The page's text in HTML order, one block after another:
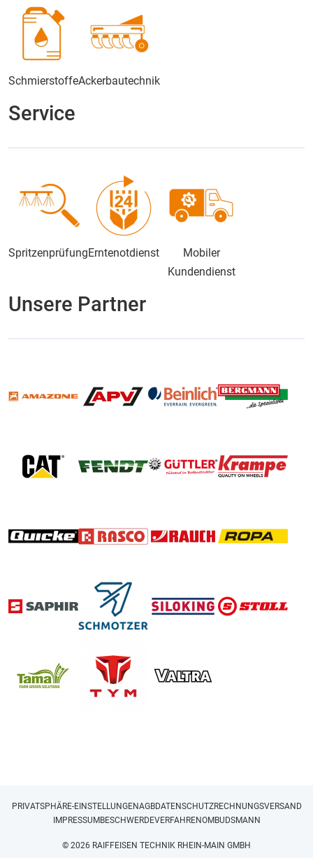
SchmierstoffeAckerbautechnik
Service
SpritzenprüfungErntenotdienst
Mobiler
Kundendienst
Unsere Partner
PRIVATSPHÄRE-EINSTELLUNGENAGBDATENSCHUTZRECHNUNGSVERSAND
IMPRESSUM BESCHWERDEVERFAHRENOMBUDSMANN
© 2026 RAIFFEISEN TECHNIK RHEIN-MAIN GMBH